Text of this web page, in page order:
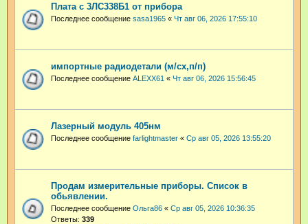
Плата с 3ЛС338Б1 от прибора
Последнее сообщение sasa1965 « Чт авг 06, 2026 17:55:10
импортные радиодетали (м/сх,п/п)
Последнее сообщение ALEXX61 « Чт авг 06, 2026 15:56:45
Лазерный модуль 405нм
Последнее сообщение farlightmaster « Ср авг 05, 2026 13:55:20
Продам измерительные приборы. Список в
обьявлении.
Последнее сообщение Ольга86 « Ср авг 05, 2026 10:36:35
Ответы: 339